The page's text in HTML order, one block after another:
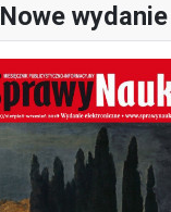
Nowe wydanie